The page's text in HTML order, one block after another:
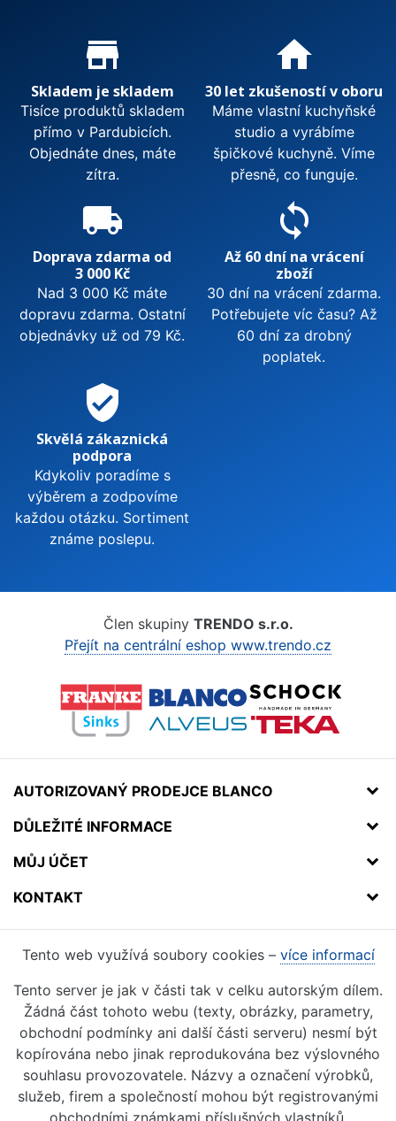
Proč nakupovat u nás?
store_mall_directory
Skladem je skladem
Tisíce produktů skladem
přímo v Pardubicích.
Objednáte dnes, máte
zítra.
home
30 let zkušeností v oboru
Máme vlastní kuchyňské
studio a vyrábíme
špičkové kuchyně. Víme
přesně, co funguje.
local_shipping
Doprava zdarma od
3 000 Kč
Nad 3 000 Kč máte
dopravu zdarma. Ostatní
objednávky už od 79 Kč.
sync
Až 60 dní na vrácení
zboží
30 dní na vrácení zdarma.
Potřebujete víc času? Až
60 dní za drobný
poplatek.
verified_user
Skvělá zákaznická
podpora
Kdykoliv poradíme s
výběrem a zodpovíme
každou otázku. Sortiment
známe poslepu.
Člen skupiny TRENDO s.r.o.
Přejít na centrální eshop www.trendo.cz
AUTORIZOVANÝ PRODEJCE BLANCO
DŮLEŽITÉ INFORMACE
MŮJ ÚČET
KONTAKT
Tento web využívá soubory cookies – více informací
Tento server je jak v části tak v celku autorským dílem.
Žádná část tohoto webu (texty, obrázky, parametry,
obchodní podmínky ani další části serveru) nesmí být
kopírována nebo jinak reprodukována bez výslovného
souhlasu provozovatele. Názvy a označení výrobků,
služeb, firem a společností mohou být registrovanými